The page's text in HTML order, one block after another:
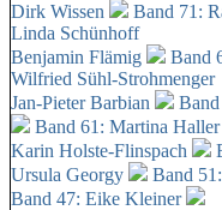
Dirk Wissen
Band 71:
Linda Schünhoff
Benjamin Flämig
Band
Wilfried Sühl-Strohmenger
Jan-Pieter Barbian
Band 61: Martina Haller
Karin Holste-Flinspach
Ursula Georgy
Band
Band 47: Eike Kleiner